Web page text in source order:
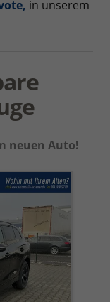
, in unserem
neuen Auto!